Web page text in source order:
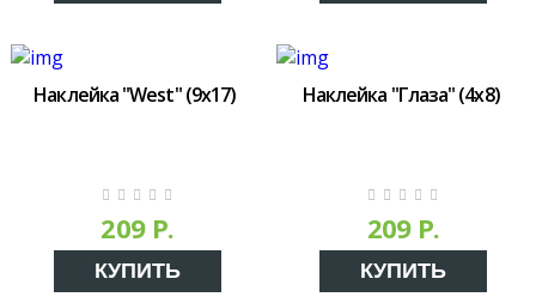
Наклейка "West" (9x17)
209 Р.
КУПИТЬ
Наклейка "Глаза" (4х8)
209 Р.
КУПИТЬ